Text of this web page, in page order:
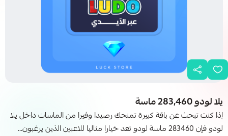
يلا لودو 283,460 ماسة
إذا كنت تبحث عن باقة كبيرة تمنحك رصيدا وفيرا من الماسات داخل يلا
لودو فإن 283460 ماسة لودو تعد خيارا مثاليا للاعبين الذين يرغبون...